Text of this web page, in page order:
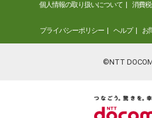
個人情報の取り扱いについて 消費
プライバシーポリシー ヘルプ お
©NTT